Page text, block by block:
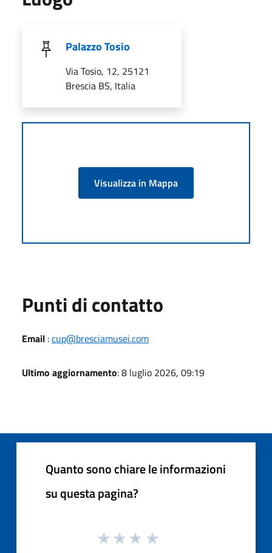
Palazzo Tosio
Via Tosio, 12, 25121
Brescia BS, Italia
Visualizza in Mappa
Punti di contatto
Email :cup@bresciamusei.com
Ultimo aggiornamento: 8 luglio 2026, 09:19
Quanto sono chiare le informazioni
su questa pagina?